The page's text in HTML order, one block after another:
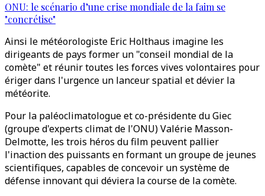
ONU: le scénario d’une crise mondiale de la faim se
"concrétise"
Ainsi le météorologiste Eric Holthaus imagine les
dirigeants de pays former un "conseil mondial de la
comète" et réunir toutes les forces vives volontaires pour
ériger dans l'urgence un lanceur spatial et dévier la
météorite.
Pour la paléoclimatologue et co-présidente du Giec
(groupe d'experts climat de l'ONU) Valérie Masson-
Delmotte, les trois héros du film peuvent pallier
l'inaction des puissants en formant un groupe de jeunes
scientifiques, capables de concevoir un système de
défense innovant qui déviera la course de la comète.